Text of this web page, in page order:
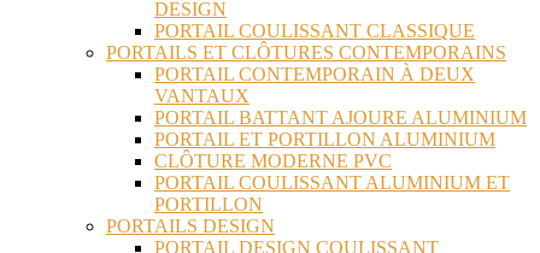
DESIGN
PORTAIL COULISSANT CLASSIQUE
PORTAILS ET CLÔTURES CONTEMPORAINS
PORTAIL CONTEMPORAIN À DEUX
VANTAUX
PORTAIL BATTANT AJOURE ALUMINIUM
PORTAIL ET PORTILLON ALUMINIUM
CLÔTURE MODERNE PVC
PORTAIL COULISSANT ALUMINIUM ET
PORTILLON
PORTAILS DESIGN
PORTAIL DESIGN COULISSANT